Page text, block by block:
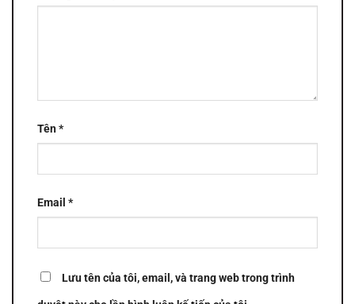
Tên*
Email *
Lưu tên của tôi, email, và trang web trong trình